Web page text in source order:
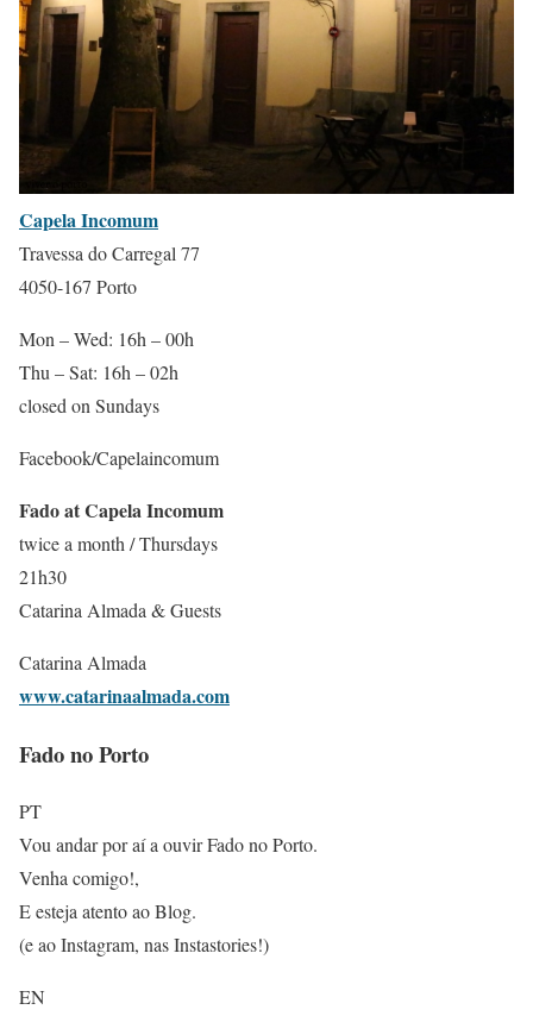
Capela Incomum
Travessa do Carregal 77
4050-167 Porto
Mon – Wed: 16h – 00h
Thu – Sat: 16h – 02h
closed on Sundays
Facebook/Capelaincomum
Fado at Capela Incomum
twice a month / Thursdays
21h30
Catarina Almada & Guests
Catarina Almada
www.catarinaalmada.com
Fado no Porto
PT
Vou andar por aí a ouvir Fado no Porto.
Venha comigo!,
E esteja atento ao Blog.
(e ao Instagram, nas Instastories!)
EN